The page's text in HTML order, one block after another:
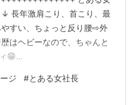
長年激肩こり、首こり、最
すい、ちょっと反り腰⇨外
はヘビーなので、ちゃんと
😁
うことで、、、出張マッサ
出張マッサージにかなりの
ジ #とある女社長